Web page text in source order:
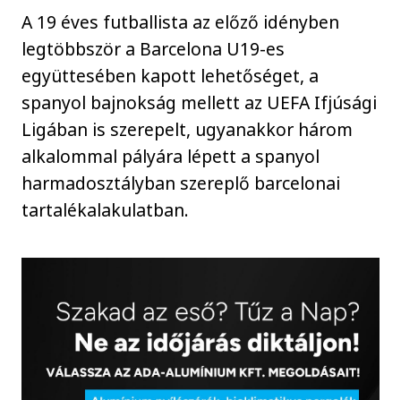
A 19 éves futballista az előző idényben
legtöbbször a Barcelona U19-es
együttesében kapott lehetőséget, a
spanyol bajnokság mellett az UEFA Ifjúsági
Ligában is szerepelt, ugyanakkor három
alkalommal pályára lépett a spanyol
harmadosztályban szereplő barcelonai
tartalékalakulatban.